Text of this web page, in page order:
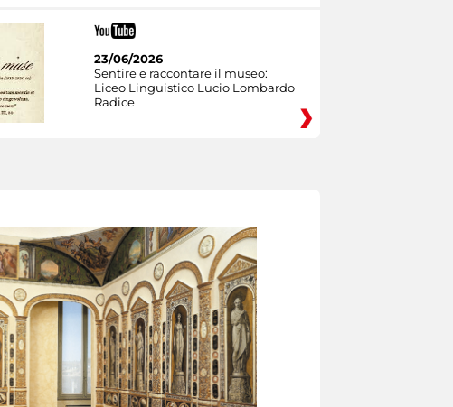
23/06/2026
Sentire e raccontare il museo:
Liceo Linguistico Lucio Lombardo
Radice